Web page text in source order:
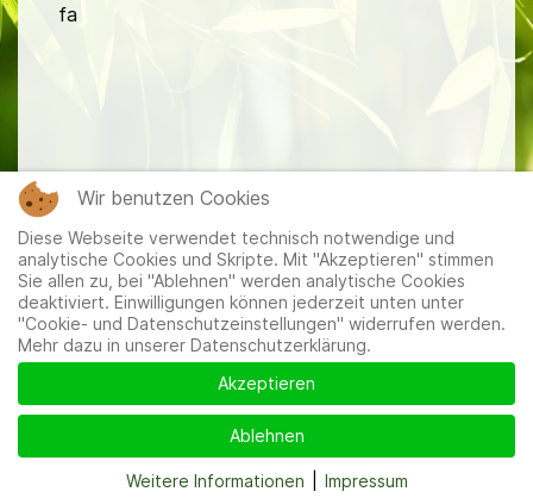
fa
Mitglieder| Impressum|Datenschutzerklärung
Wir benutzen Cookies
Diese Webseite verwendet technisch notwendige und
analytische Cookies und Skripte. Mit "Akzeptieren" stimmen
Sie allen zu, bei "Ablehnen" werden analytische Cookies
deaktiviert. Einwilligungen können jederzeit unten unter
"Cookie- und Datenschutzeinstellungen" widerrufen werden.
Mehr dazu in unserer Datenschutzerklärung.
Akzeptieren
Ablehnen
Weitere Informationen Impressum